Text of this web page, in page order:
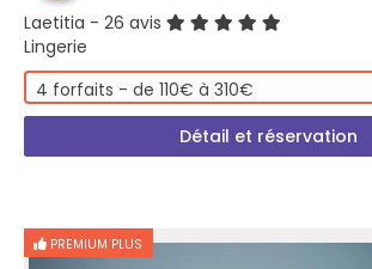
Laetitia - 26 avis
Lingerie
4 forfaits - de 110€ à 310€
Détail et réservation
PREMIUM PLUS